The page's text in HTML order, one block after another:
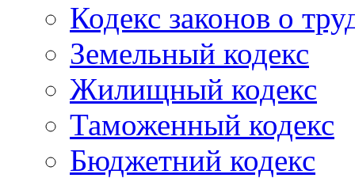
Кодекс законов о
Земельный кодекс
Жилищный кодекс
Таможенный кодекс
Бюджетний кодекс